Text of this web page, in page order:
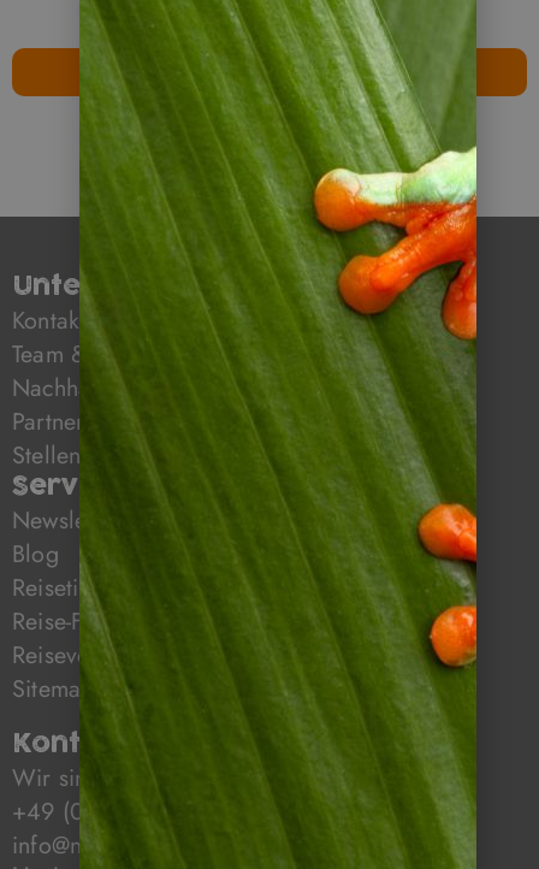
Buchungsanfrage senden
Unternehmen
Kontakt
Team & Mission
Nachhaltiges Reisen mit Napur Tours
Partner
Stellenangebote
Service
Newsletter
Blog
Reisetipps
Reise-FAQ
Reiseversicherung
Sitemap
Kontakt & Öffnungszeiten
Wir sind für Sie da!
+49 (0)6322 / 956 6011
info@napurtours.de